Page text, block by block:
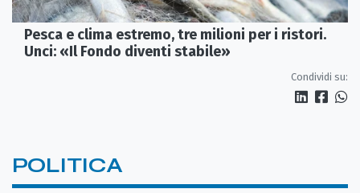
Pesca e clima estremo, tre milioni per i ristori.
Unci: «Il Fondo diventi stabile»
Condividi su:
POLITICA